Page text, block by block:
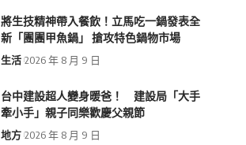
將生技精神帶入餐飲！立馬吃一鍋發表全
新「團團甲魚鍋」 搶攻特色鍋物市場
生活 2026 年 8 月 9 日
台中建設超人變身暖爸！ 建設局「大手
牽小手」親子同樂歡慶父親節
地方 2026 年 8 月 9 日